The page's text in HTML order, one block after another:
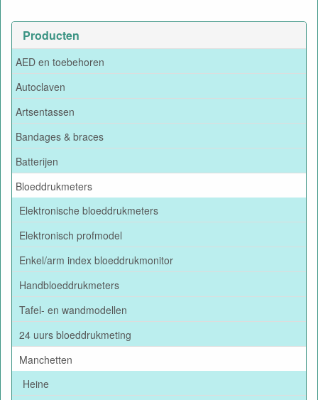
Producten
AED en toebehoren
Autoclaven
Artsentassen
Bandages & braces
Batterijen
Bloeddrukmeters
Elektronische bloeddrukmeters
Elektronisch profmodel
Enkel/arm index bloeddrukmonitor
Handbloeddrukmeters
Tafel- en wandmodellen
24 uurs bloeddrukmeting
Manchetten
Heine